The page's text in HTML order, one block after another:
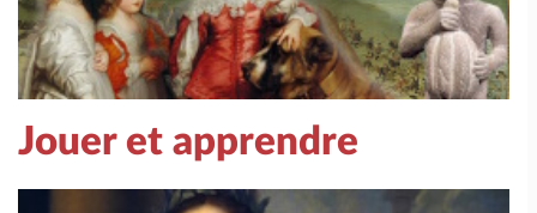
Jouer et apprendre